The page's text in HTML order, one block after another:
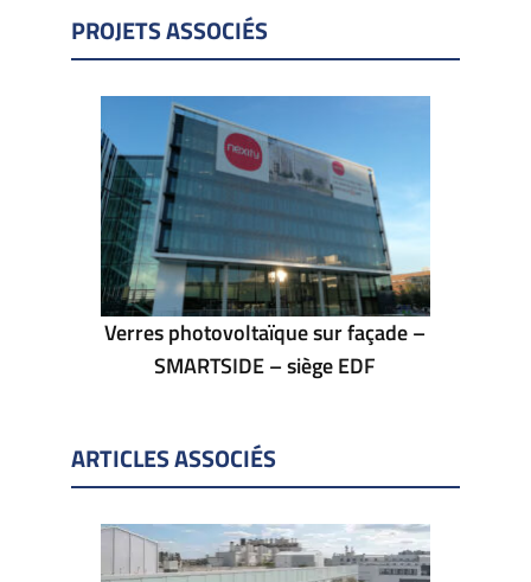
PROJETS ASSOCIÉS
Verres photovoltaïque sur façade –
SMARTSIDE – siège EDF
ARTICLES ASSOCIÉS